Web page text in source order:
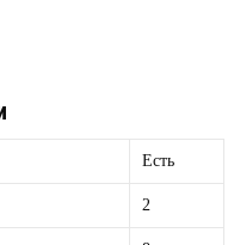
Есть
2